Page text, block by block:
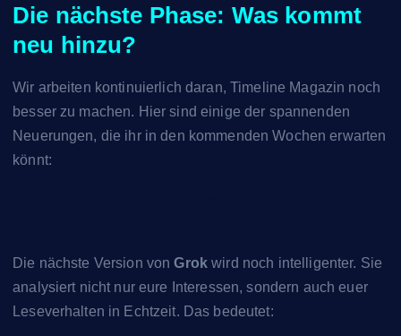
Die nächste Phase: Was kommt
neu hinzu?
Wir arbeiten kontinuierlich daran, Timeline Magazin noch
besser zu machen. Hier sind einige der spannenden
Neuerungen, die ihr in den kommenden Wochen erwarten
könnt:
Die nächste Version vonGrok wird noch intelligenter. Sie
analysiert nicht nur eure Interessen, sondern auch euer
Leseverhalten in Echtzeit. Das bedeutet: